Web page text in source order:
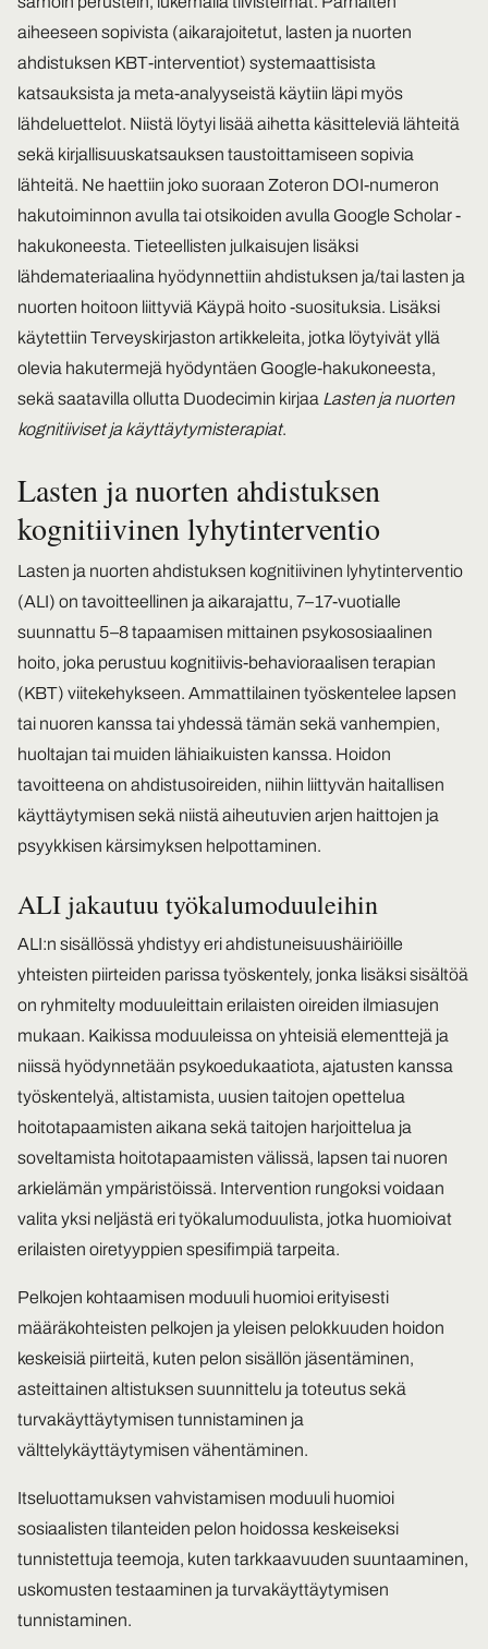
aiheeseen sopivista (aikarajoitetut, lasten ja nuorten
ahdistuksen KBT-interventiot) systemaattisista
katsauksista ja meta-analyyseistä käytiin läpi myös
lähdeluettelot. Niistä löytyi lisää aihetta käsitteleviä lähteitä
sekä kirjallisuuskatsauksen taustoittamiseen sopivia
lähteitä. Ne haettiin joko suoraan Zoteron DOI-numeron
hakutoiminnon avulla tai otsikoiden avulla Google Scholar -
hakukoneesta. Tieteellisten julkaisujen lisäksi
lähdemateriaalina hyödynnettiin ahdistuksen ja/tai lasten ja
nuorten hoitoon liittyviä Käypä hoito -suosituksia. Lisäksi
käytettiin Terveyskirjaston artikkeleita, jotka löytyivät yllä
olevia hakutermejä hyödyntäen Google-hakukoneesta,
sekä saatavilla ollutta Duodecimin kirjaa Lasten ja nuorten
kognitiiviset ja käyttäytymisterapiat.
Lasten ja nuorten ahdistuksen
kognitiivinen lyhytinterventio
Lasten ja nuorten ahdistuksen kognitiivinen lyhytinterventio
(ALI) on tavoitteellinen ja aikarajattu, 7–17-vuotialle
suunnattu 5–8 tapaamisen mittainen psykososiaalinen
hoito, joka perustuu kognitiivis-behavioraalisen terapian
(KBT) viitekehykseen. Ammattilainen työskentelee lapsen
tai nuoren kanssa tai yhdessä tämän sekä vanhempien,
huoltajan tai muiden lähiaikuisten kanssa. Hoidon
tavoitteena on ahdistusoireiden, niihin liittyvän haitallisen
käyttäytymisen sekä niistä aiheutuvien arjen haittojen ja
psyykkisen kärsimyksen helpottaminen.
ALI jakautuu työkalumoduuleihin
ALI:n sisällössä yhdistyy eri ahdistuneisuushäiriöille
yhteisten piirteiden parissa työskentely, jonka lisäksi sisältöä
on ryhmitelty moduuleittain erilaisten oireiden ilmiasujen
mukaan. Kaikissa moduuleissa on yhteisiä elementtejä ja
niissä hyödynnetään psykoedukaatiota, ajatusten kanssa
työskentelyä, altistamista, uusien taitojen opettelua
hoitotapaamisten aikana sekä taitojen harjoittelua ja
soveltamista hoitotapaamisten välissä, lapsen tai nuoren
arkielämän ympäristöissä. Intervention rungoksi voidaan
valita yksi neljästä eri työkalumoduulista, jotka huomioivat
erilaisten oiretyyppien spesifimpiä tarpeita.
Pelkojen kohtaamisen moduuli huomioi erityisesti
määräkohteisten pelkojen ja yleisen pelokkuuden hoidon
keskeisiä piirteitä, kuten pelon sisällön jäsentäminen,
asteittainen altistuksen suunnittelu ja toteutus sekä
turvakäyttäytymisen tunnistaminen ja
välttelykäyttäytymisen vähentäminen.
Itseluottamuksen vahvistamisen moduuli huomioi
sosiaalisten tilanteiden pelon hoidossa keskeiseksi
tunnistettuja teemoja, kuten tarkkaavuuden suuntaaminen,
uskomusten testaaminen ja turvakäyttäytymisen
tunnistaminen.